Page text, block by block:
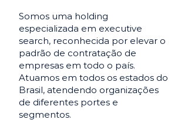
Somos uma holding
especializada em executive
search, reconhecida por elevar o
padrão de contratação de
empresas em todo o país.
Atuamos em todos os estados do
Brasil, atendendo organizações
de diferentes portes e
segmentos.